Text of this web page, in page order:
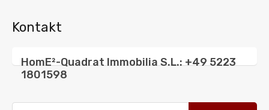
Kontakt
HomE²-Quadrat Immobilia S.L.: +49 5223
1801598